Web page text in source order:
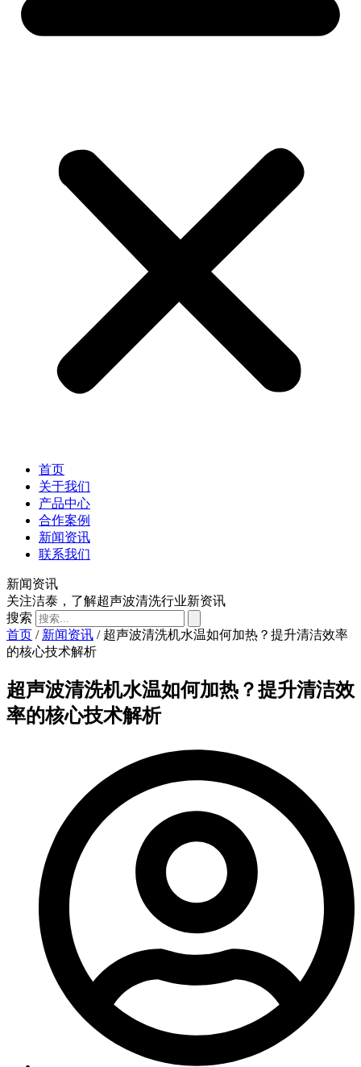
首页
关于我们
产品中心
合作案例
新闻资讯
联系我们
新闻资讯
关注洁泰，了解超声波清洗行业新资讯
搜索
首页 / 新闻资讯 / 超声波清洗机水温如何加热？提升清洁效率
的核心技术解析
超声波清洗机水温如何加热？提升清洁效
率的核心技术解析